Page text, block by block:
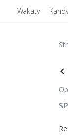
Wakaty